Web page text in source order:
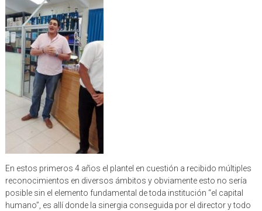
En estos primeros 4 años el plantel en cuestión a recibido múltiples
reconocimientos en diversos ámbitos y obviamente esto no sería
posible sin el elemento fundamental de toda institución “el capital
humano”, es allí donde la sinergia conseguida por el director y todo